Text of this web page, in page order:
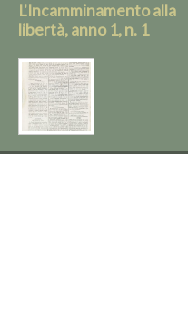
L'Incamminamento alla
libertà, anno 1, n. 1